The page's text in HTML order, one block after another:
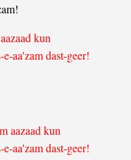
kun
aa'zam dast-geer!
aazaad kun
aa'zam dast-geer!